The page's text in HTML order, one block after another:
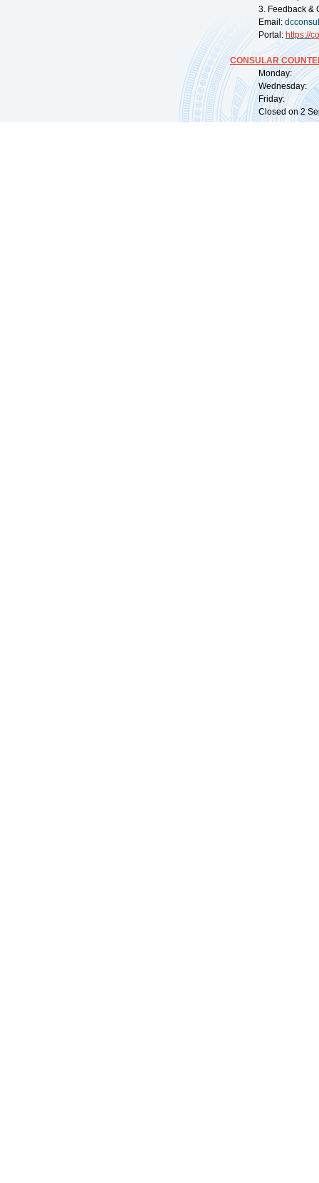
3. Feedback &
Email:
Portal: https://
CONSULAR
Monday:
Wednesday:
Friday:
Closed on 2